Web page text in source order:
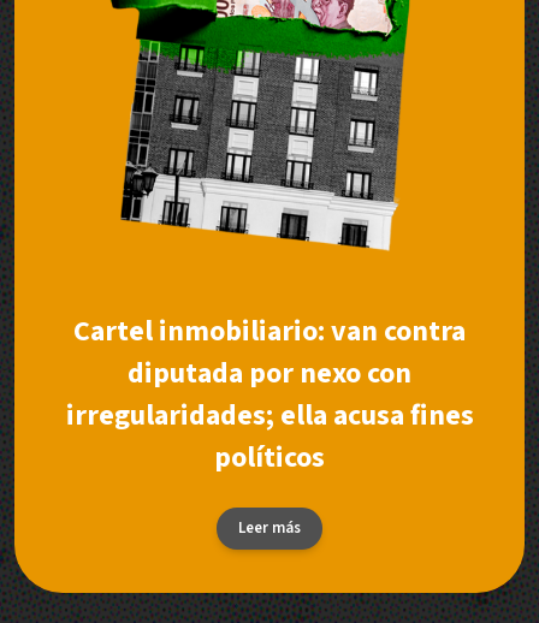
Cartel inmobiliario: van contra
diputada por nexo con
irregularidades; ella acusa fines
políticos
Leer más